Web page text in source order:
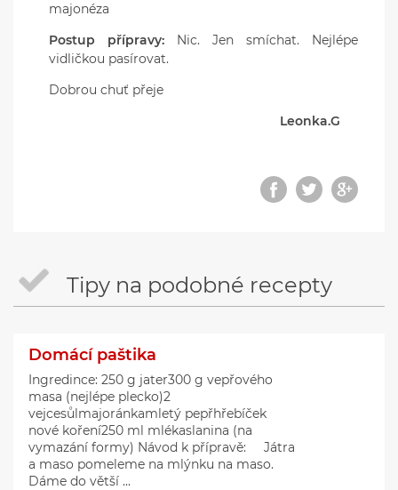
majonéza
Postup přípravy: Nic. Jen smíchat. Nejlépe
vidličkou pasírovat.
Dobrou chuť přeje
Leonka.G
Tipy na podobné recepty
Domácí paštika
Ingredince: 250 g jater300 g vepřového
masa (nejlépe plecko)2
vejcesůlmajoránkamletý pepřhřebíček
nové koření250 ml mlékaslanina (na
vymazání formy) Návod k přípravě: Játra
a maso pomeleme na mlýnku na maso.
Dáme do větší ...